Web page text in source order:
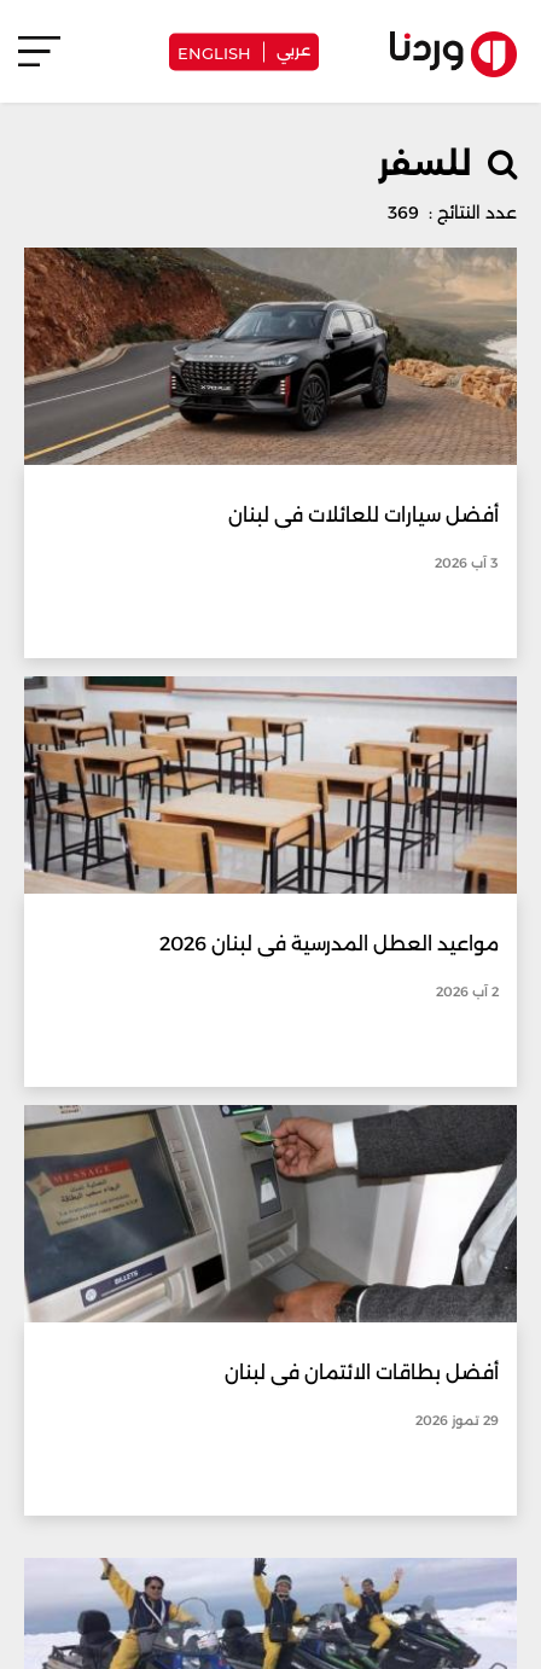
عربي ENGLISH
للسفر
عدد النتائج : 369
أفضل سيارات للعائلات في لبنان
3 آب 2026
مواعيد العطل المدرسية في لبنان 2026
2 آب 2026
أفضل بطاقات الائتمان في لبنان
29 تموز 2026